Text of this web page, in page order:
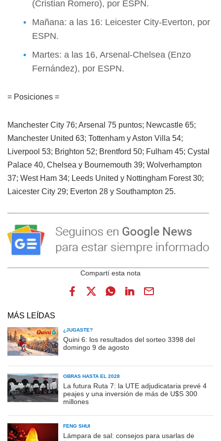
(Cristian Romero), por ESPN.
Mañana: a las 16: Leicester City-Everton, por
ESPN.
Martes: a las 16, Arsenal-Chelsea (Enzo
Fernández), por ESPN.
= Posiciones =
Manchester City 76; Arsenal 75 puntos; Newcastle 65;
Manchester United 63; Tottenham y Aston Villa 54;
Liverpool 53; Brighton 52; Brentford 50; Fulham 45; Cystal
Palace 40, Chelsea y Bournemouth 39; Wolverhampton
37; West Ham 34; Leeds United y Nottingham Forest 30;
Laicester City 29; Everton 28 y Southampton 25.
MÁS LEÍDAS
¿JUGASTE?
Quini 6: los resultados del sorteo 3398 del
domingo 9 de agosto
OBRAS HASTA EL 2028
La futura Ruta 7: la UTE adjudicataria prevé 4
peajes y una inversión de más de U$S 300
millones
FENG SHUI
Lámpara de sal: consejos para usarlas de